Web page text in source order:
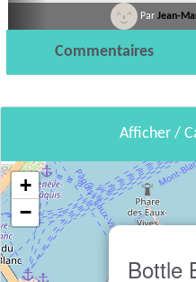
Par Jean-
Commentaires
Afficher /
Bottle
+
−